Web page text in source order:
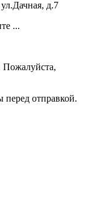
д.7
...
Пожалуйста,
перед отправкой.